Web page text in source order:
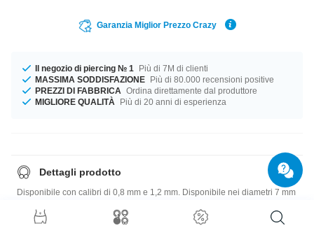
Garanzia Miglior Prezzo Crazy
Il negozio di piercing № 1
Più di 7M di clienti
MASSIMA SODDISFAZIONE Più di 80.000 recensioni positive
PREZZI DI FABBRICA Ordina direttamente dal produttore
MIGLIORE QUALITÀ
Più di 20 anni di esperienza
Dettagli prodotto
Disponibile con calibri di 0,8 mm e 1,2 mm. Disponibile nei diametri 7 mm
prodotto così bello e mozzafiato - non aspettare oltre.